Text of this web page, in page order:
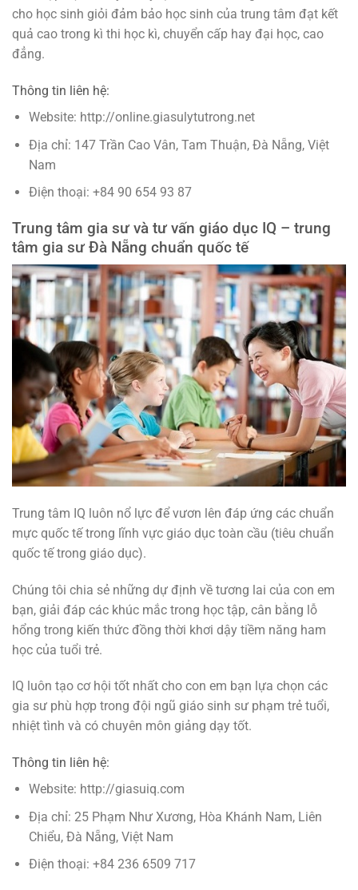
cho học sinh giỏi đảm bảo học sinh của trung tâm đạt kết
quả cao trong kì thi học kì, chuyển cấp hay đại học, cao
đẳng.
Thông tin liên hệ:
Website: http://online.giasulytutrong.net
Địa chỉ: 147 Trần Cao Vân, Tam Thuận, Đà Nẵng, Việt
Nam
Điện thoại: +84 90 654 93 87
Trung tâm gia sư và tư vấn giáo dục IQ – trung
tâm gia sư Đà Nẵng chuẩn quốc tế
Trung tâm IQ luôn nổ lực để vươn lên đáp ứng các chuẩn
mực quốc tế trong lĩnh vực giáo dục toàn cầu (tiêu chuẩn
quốc tế trong giáo dục).
Chúng tôi chia sẻ những dự định về tương lai của con em
bạn, giải đáp các khúc mắc trong học tập, cân bằng lỗ
hổng trong kiến thức đồng thời khơi dậy tiềm năng ham
học của tuổi trẻ.
IQ luôn tạo cơ hội tốt nhất cho con em bạn lựa chọn các
gia sư phù hợp trong đội ngũ giáo sinh sư phạm trẻ tuổi,
nhiệt tình và có chuyên môn giảng dạy tốt.
Thông tin liên hệ:
Website: http://giasuiq.com
Địa chỉ: 25 Phạm Như Xương, Hòa Khánh Nam, Liên
Chiểu, Đà Nẵng, Việt Nam
Điện thoại: +84 236 6509 717